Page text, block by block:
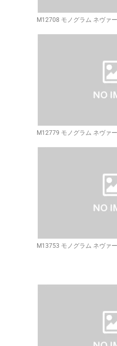
M12708 モノグラム ネヴァ
M12779 モノグラム ネヴァ
M13753 モノグラム ネヴァ